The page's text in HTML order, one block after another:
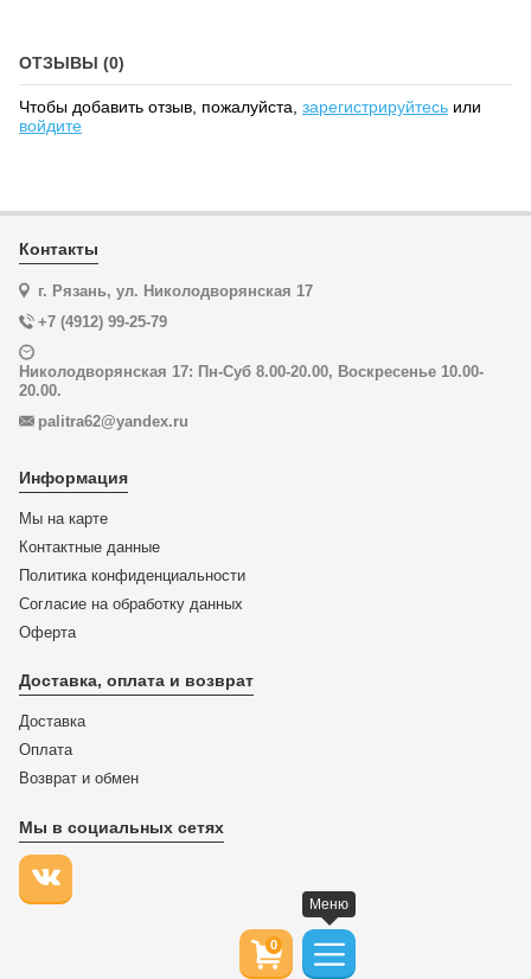
ОТЗЫВЫ (0)
Чтобы добавить отзыв, пожалуйста, зарегистрируйтесь или
войдите
Контакты
г. Рязань, ул. Николодворянская 17
+7 (4912) 99-25-79
Николодворянская 17: Пн-Суб 8.00-20.00, Воскресенье 10.00-
20.00.
palitra62@yandex.ru
Информация
Мы на карте
Контактные данные
Политика конфиденциальности
Согласие на обработку данных
Оферта
Доставка, оплата и возврат
Доставка
Оплата
Возврат и обмен
Мы в социальных сетях
0
Меню